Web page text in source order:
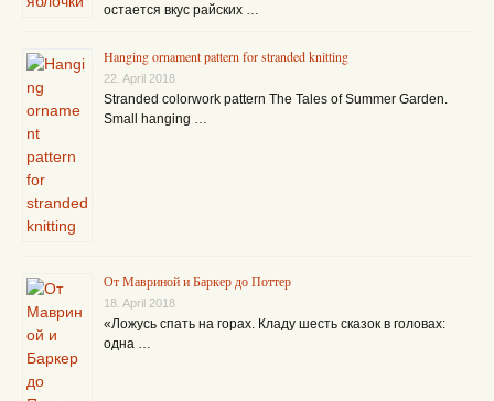
остается вкус райских …
Hanging ornament pattern for stranded knitting
22. April 2018
Stranded colorwork pattern The Tales of Summer Garden.
Small hanging …
От Мавриной и Баркер до Поттер
18. April 2018
«Ложусь спать на горах. Кладу шесть сказок в головах:
одна …